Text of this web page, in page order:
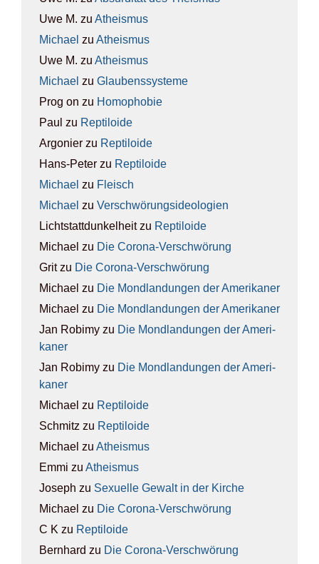
Uwe M. zu Athe­is­mus
Michael zu Athe­is­mus
Uwe M. zu Athe­is­mus
Michael zu Glau­bens­sys­te­me
Prog on zu Homo­pho­bie
Paul zu Rep­ti­lo­ide
Argonier zu Rep­ti­lo­ide
Hans-Peter zu Rep­ti­lo­ide
Michael zu Fleisch
Michael zu Ver­schwö­rungs­ideo­lo­gien
Lichtstattdunkelheitzu Rep­ti­lo­ide
Michael zu Die Coro­na-Ver­schwö­rung
Gritzu Die Coro­na-Ver­schwö­rung
Michael zu Die Mond­lan­dun­gen der Ame­ri­ka­ner
Michael zu Die Mond­lan­dun­gen der Ame­ri­ka­ner
Jan Robimy zu Die Mond­lan­dun­gen der Ame­ri­
ka­ner
Jan Robimy zu Die Mond­lan­dun­gen der Ame­ri­
ka­ner
Michael zu Rep­ti­lo­ide
Schmitz zu Rep­ti­lo­ide
Michael zu Athe­is­mus
Emmi zu Athe­is­mus
Joseph zu Sexu­el­le Gewalt in der Kir­che
Michael zu Die Coro­na-Ver­schwö­rung
C K zu Rep­ti­lo­ide
Bernhard zu Die Coro­na-Ver­schwö­rung